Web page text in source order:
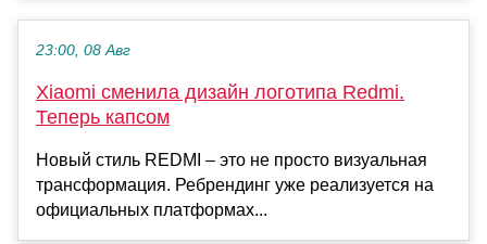
23:00, 08 Авг
Xiaomi сменила дизайн логотипа Redmi.
Теперь капсом
Новый стиль REDMI – это не просто визуальная
трансформация. Ребрендинг уже реализуется на
официальных платформах...